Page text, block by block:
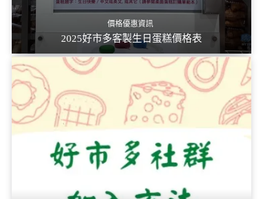
價格優惠資訊
2025好市多客製生日蛋糕價格表